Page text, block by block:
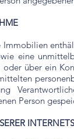
eine
oder über ein
Person